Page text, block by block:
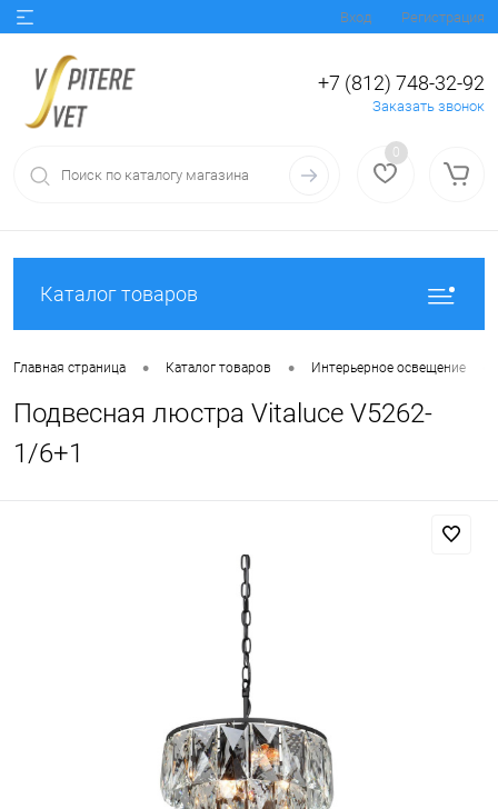
Вход Регистрация
+7 (812) 748-32-92
Заказать звонок
0
Каталог товаров
Главная страница • Каталог товаров • Интерьерное освещение
Подвесная люстра Vitaluce V5262-
1/6+1